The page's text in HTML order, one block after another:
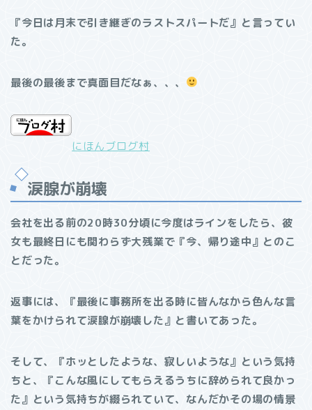
『今日は月末で引き継ぎのラストスパートだ』と言ってい
た。
最後の最後まで真面目だなぁ、、、
にほんブログ村
涙腺が崩壊
会社を出る前の20時30分頃に今度はラインをしたら、彼
女も最終日にも関わらず大残業で『今、帰り途中』とのこ
とだった。
返事には、『最後に事務所を出る時に皆んなから色んな言
葉をかけられて涙腺が崩壊した』と書いてあった。
そして、『ホッとしたような、寂しいような』という気持
ちと、『こんな風にしてもらえるうちに辞められて良かっ
た』という気持ちが綴られていて、なんだかその場の情景